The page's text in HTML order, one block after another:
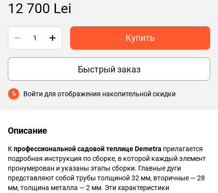
12 700 Lei
Купить
Быстрый заказ
% Войти для отображения накопительной скидки
Описание
Кпрофессиональной садовой теплице Demetra прилагается
подробная инструкция по сборке, в которой каждый элемент
пронумерован и указаны этапы сборки. Главные дуги
представляют собой трубы толщиной 32 мм, вторичные — 28
мм, толщина металла — 2 мм. Эти характеристики